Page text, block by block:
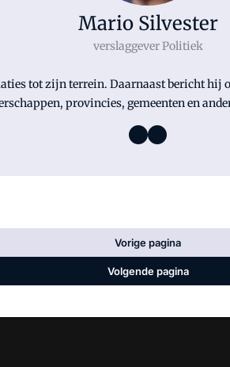
Mario Silvester
verslaggever Politiek
tot zijn terrein. Daarnaast bericht hij
provincies, gemeenten en
Vorige pagina
Volgende pagina